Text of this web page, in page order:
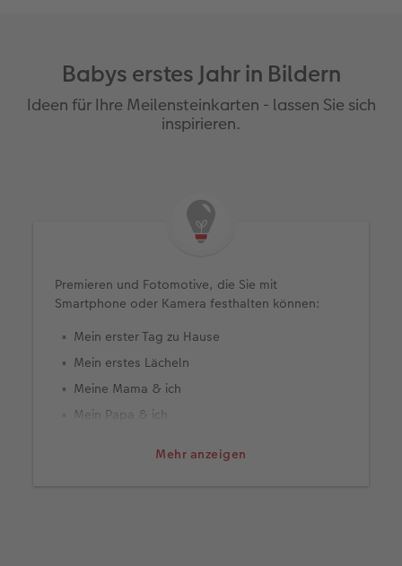
Babys erstes Jahr in Bildern
Ideen für Ihre Meilensteinkarten - lassen Sie sich
inspirieren.
Mehr anzeigen
Premieren und Fotomotive, die Sie mit
Smartphone oder Kamera festhalten können:
Mein erster Tag zu Hause
Mein erstes Lächeln
Meine Mama & ich
Mein Papa & ich
Heute habe ich das 1. Mal gebadet